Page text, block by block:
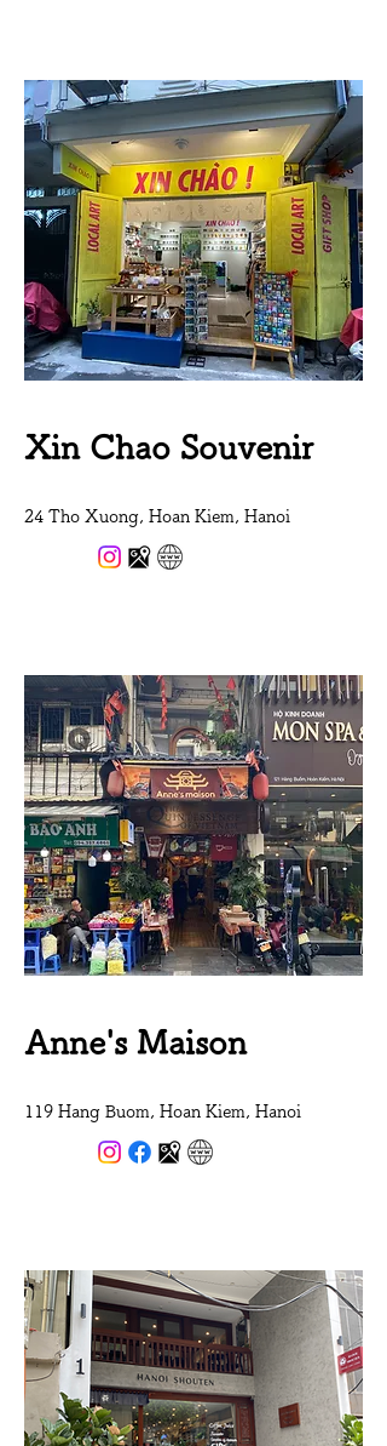
​Xin Chao Souvenir
24 Tho Xuong, Hoan Kiem, Hanoi
​Anne's Maison
119 Hang Buom, Hoan Kiem, Hanoi